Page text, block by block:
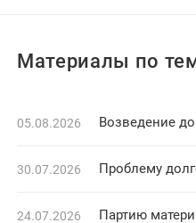
Материалы по
05.08.2026 Возведение
30.07.2026 Проблему
24.07.2026 Партию